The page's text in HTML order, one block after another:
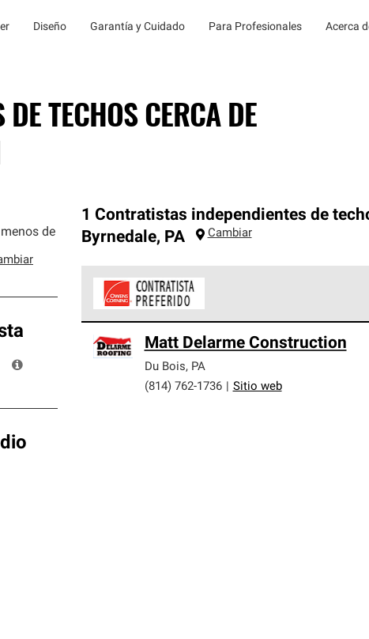
Diseño Garantía y Cuidado Para Profesionales Acerca
TECHOS CERCA DE
de
1 Contratistas independientes de
Byrnedale, PA Cambiar
cumplen con altos estándares y requisitos
Matt Delarme Construction
Du Bois, PA
(814) 762-1736
Sitio web